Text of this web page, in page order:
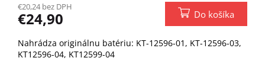
€20,24 bez DPH
€24,90 Do košíka
Nahrádza originálnu batériu: KT-12596-01, KT-12596-03,
KT12596-04, KT12599-04